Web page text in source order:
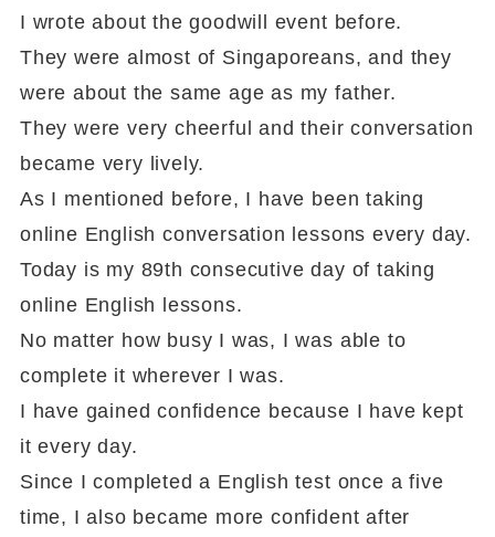
I wrote about the goodwill event before.
They were almost of Singaporeans, and they
were about the same age as my father.
They were very cheerful and their conversation
became very lively.
As I mentioned before, I have been taking
online English conversation lessons every day.
Today is my 89th consecutive day of taking
online English lessons.
No matter how busy I was, I was able to
complete it wherever I was.
I have gained confidence because I have kept
it every day.
Since I completed a English test once a five
time, I also became more confident after